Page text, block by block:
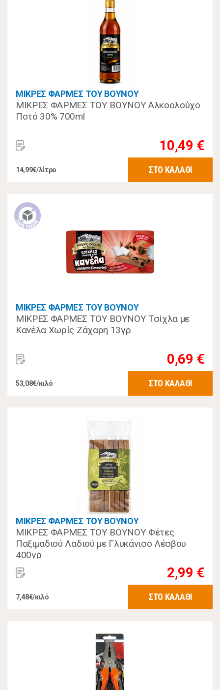
ΜΙΚΡΕΣ ΦΑΡΜΕΣ ΤΟΥ ΒΟΥΝΟΥ
ΜΙΚΡΕΣ ΦΑΡΜΕΣ ΤΟΥ ΒΟΥΝΟΥ Αλκοολούχο
Ποτό 30% 700ml
10,49 €
14,99€/λίτρο ΣΤΟ ΚΑΛΑΘΙ
ΜΙΚΡΕΣ ΦΑΡΜΕΣ ΤΟΥ ΒΟΥΝΟΥ
ΜΙΚΡΕΣ ΦΑΡΜΕΣ ΤΟΥ ΒΟΥΝΟΥ Τσίχλα με
Κανέλα Χωρίς Ζάχαρη 13γρ
0,69 €
53,08€/κιλό ΣΤΟ ΚΑΛΑΘΙ
ΜΙΚΡΕΣ ΦΑΡΜΕΣ ΤΟΥ ΒΟΥΝΟΥ
ΜΙΚΡΕΣ ΦΑΡΜΕΣ ΤΟΥ ΒΟΥΝΟΥ Φέτες
Παξιμαδιού Λαδιού με Γλυκάνισο Λέσβου
400γρ
2,99 €
7,48€/κιλό ΣΤΟ ΚΑΛΑΘΙ